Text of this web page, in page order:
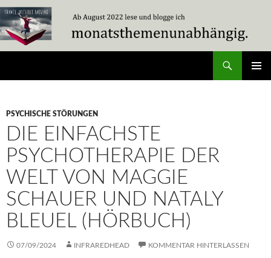
Zum
Inhalt
springen
PSYCHISCHE STÖRUNGEN
DIE EINFACHSTE
PSYCHOTHERAPIE DER
WELT VON MAGGIE
SCHAUER UND NATALY
BLEUEL (HÖRBUCH)
07/09/2024 INFRAREDHEAD KOMMENTAR HINTERLASSEN